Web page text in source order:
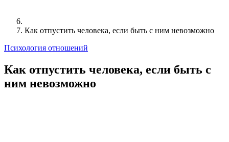
Как отпустить человека, если быть с ним невозможно
Психология отношений
Как отпустить человека, если быть с
ним невозможно